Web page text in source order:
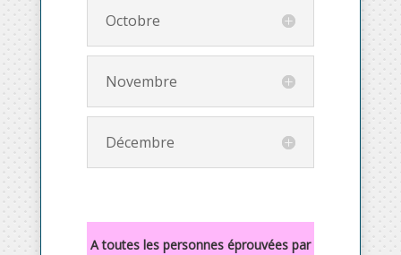
Octobre
Novembre
Décembre
A toutes les personnes éprouvées par